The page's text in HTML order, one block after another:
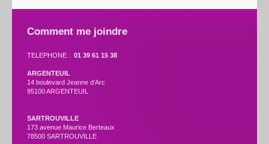
Comment me joindre
TELEPHONE : 01 39 61 15 38
ARGENTEUIL
14 boulevard Jeanne d'Arc
95100 ARGENTEUIL
SARTROUVILLE
173 avenue Maurice Berteaux
78500 SARTROUVILLE